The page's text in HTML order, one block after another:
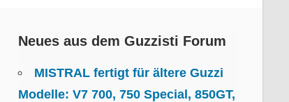
Neues aus dem Guzzisti Forum
MISTRAL fertigt für ältere Guzzi
Modelle: V7 700, 750 Special, 850GT,